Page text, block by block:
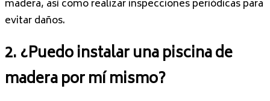
madera, así como realizar inspecciones periódicas para
evitar daños.
2. ¿Puedo instalar una piscina de
madera por mí mismo?